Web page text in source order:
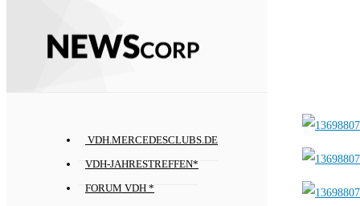
VDH.MERCEDESCLUBS.DE
VDH-JAHRESTREFFEN*
FORUM VDH *